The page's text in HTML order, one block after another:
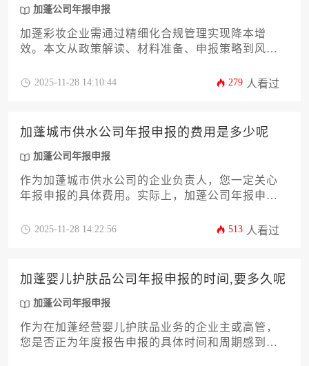
加蓬公司年报申报
加蓬彩妆企业需通过精细化合规管理实现降本增
效。本文从政策解读、材料准备、申报策略到风险
涵盖12项核心实操要点，助力企业主以最低成本满
2025-11-28 14:10:44 279 人看过
加蓬城市供水公司年报申报的费用是多少呢
加蓬公司年报申报
作为加蓬城市供水公司的企业负责人，您一定关心
年报申报的具体费用。实际上，加蓬公司年报申报
申报渠道、是否逾期、是否寻求专业代理服务以及
估指南和合规申报流程攻略，帮助企业精准预算并
高效完成这项重要的法定义务。
2025-11-28 14:22:56 513 人看过
加蓬婴儿护肤品公司年报申报的时间,要多久呢
加蓬公司年报申报
作为在加蓬经营婴儿护肤品业务的企业主或高管，
您是否正为年度报告申报的具体时间和周期感到困